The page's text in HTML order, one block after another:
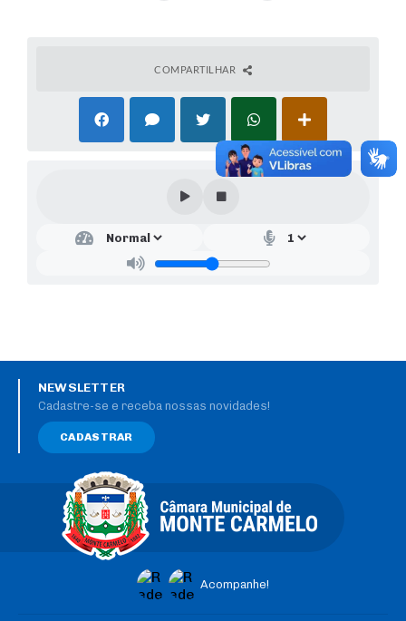
COMPARTILHAR
Acompanhe!
NEWSLETTER
Cadastre-se e receba nossas novidades!
CADASTRAR